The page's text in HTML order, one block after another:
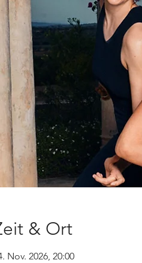
& Ort
Nov. 2026, 20:00